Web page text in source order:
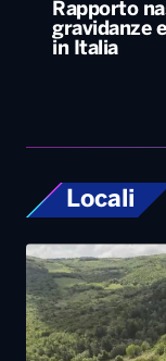
Rapporto
gravidanze
in Italia
Locali